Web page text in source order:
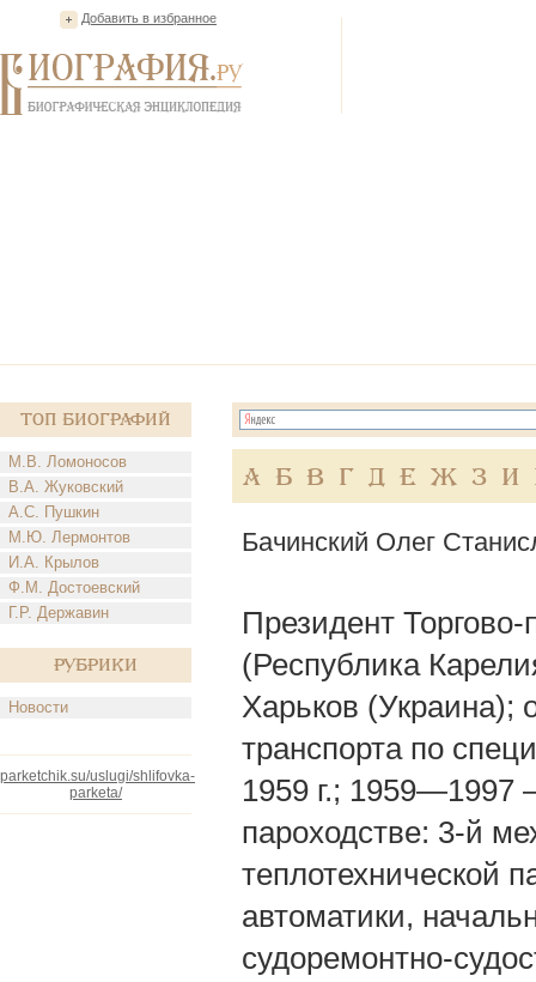
Добавить в избранное
Топ Биографий
М.В. Ломоносов
В.А. Жуковский
А.С. Пушкин
М.Ю. Лермонтов
И.А. Крылов
Ф.М. Достоевский
Г.Р. Державин
Рубрики
Новости
parketchik.su/uslugi/shlifovka-
parketa/
А Б В Г Д Е Ж З И
Бачинский Олег
Президент
(Республика
Харьков (Украина);
транспорта по
1959 г.; 1959—1997
пароходстве: 3-й
теплотехнической
автоматики,
судоремонтно-